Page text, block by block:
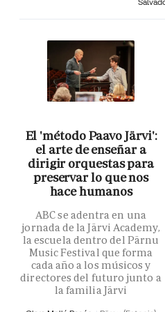
El 'método Paavo Järvi':
el arte de enseñar a
dirigir orquestas para
preservar lo que nos
hace humanos
ABC se adentra en una
jornada de la Järvi Academy,
la escuela dentro del Pärnu
Music Festival que forma
cada año a los músicos y
directores del futuro junto a
la familia Järvi